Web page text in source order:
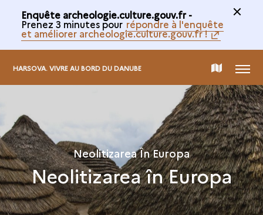
Enquête archeologie.culture.gouv.fr -
Prenez 3 minutes pour répondre à l'enquête
et améliorer archeologie.culture.gouv.fr !
HARSOVA. VIVRE AU BORD DU DANUBE CARTE
DE
COLECTARE
MENIU
Neolitizarea În Europa
Neolitizarea în Europa